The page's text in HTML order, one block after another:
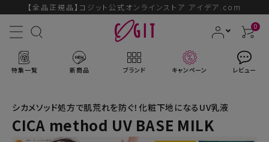
【全品正規品】コジット公式オンラインストア アイデア.com
0
特集一覧 新商品 ブランド キャンペーン レビュー
シカメソッド処方で肌荒れを防ぐ！化粧下地になるUV乳液
CICA method UV BASE MILK